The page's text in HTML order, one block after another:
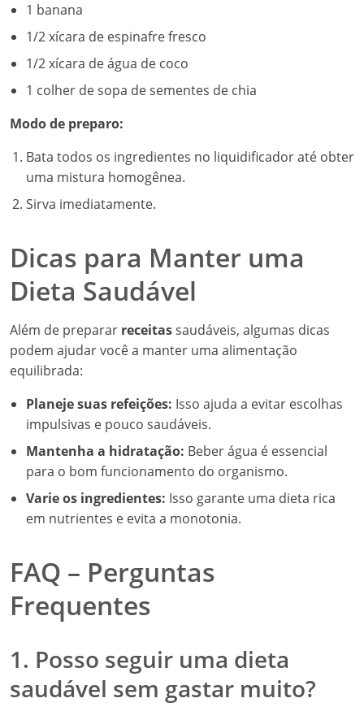
1 banana
1/2 xícara de espinafre fresco
1/2 xícara de água de coco
1 colher de sopa de sementes de chia
Modo de preparo:
Bata todos os ingredientes no liquidificador até obter
uma mistura homogênea.
Sirva imediatamente.
Dicas para Manter uma
Dieta Saudável
Além de preparar receitassaudáveis, algumas dicas
podem ajudar você a manter uma alimentação
equilibrada:
Planeje suas refeições: Isso ajuda a evitar escolhas
impulsivas e pouco saudáveis.
Mantenha a hidratação: Beber água é essencial
para o bom funcionamento do organismo.
Varie os ingredientes: Isso garante uma dieta rica
em nutrientes e evita a monotonia.
FAQ – Perguntas
Frequentes
1. Posso seguir uma dieta
saudável sem gastar muito?